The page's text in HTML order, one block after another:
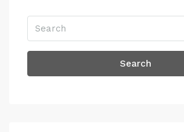
Search